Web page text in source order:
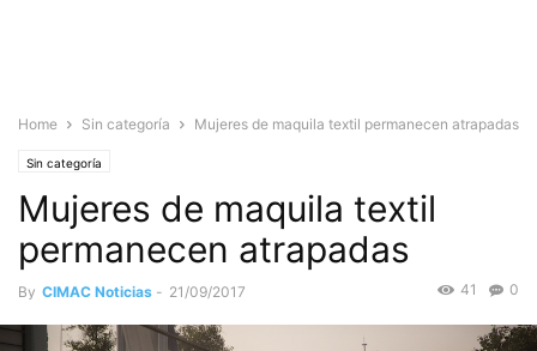
Home Sin categoría Mujeres de maquila textil permanecen atrapadas
Sin categoría
Mujeres de maquila textil
permanecen atrapadas
By CIMAC Noticias - 21/09/2017 0
41